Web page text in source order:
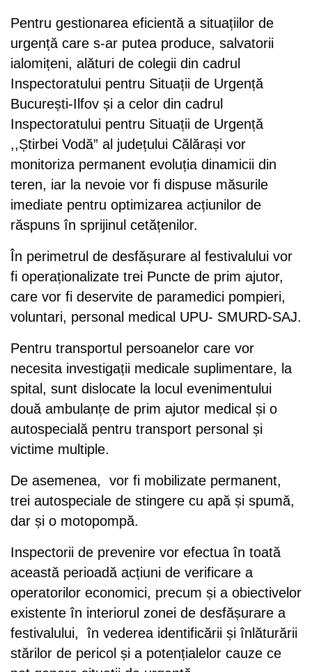
Pentru gestionarea eficientă a situațiilor de
urgență care s-ar putea produce, salvatorii
ialomițeni, alături de colegii din cadrul
Inspectoratului pentru Situații de Urgență
București-Ilfov și a celor din cadrul
Inspectoratului pentru Situații de Urgență
,,Știrbei Vodă” al județului Călărași vor
monitoriza permanent evoluția dinamicii din
teren, iar la nevoie vor fi dispuse măsurile
imediate pentru optimizarea acțiunilor de
răspuns în sprijinul cetățenilor.
În perimetrul de desfășurare al festivalului vor
fi operaționalizate trei Puncte de prim ajutor,
care vor fi deservite de paramedici pompieri,
voluntari, personal medical UPU- SMURD-SAJ.
Pentru transportul persoanelor care vor
necesita investigații medicale suplimentare, la
spital, sunt dislocate la locul evenimentului
două ambulanțe de prim ajutor medical și o
autospecială pentru transport personal și
victime multiple.
De asemenea, vor fi mobilizate permanent,
trei autospeciale de stingere cu apă și spumă,
dar și o motopompă.
Inspectorii de prevenire vor efectua în toată
această perioadă acțiuni de verificare a
operatorilor economici, precum și a obiectivelor
existente în interiorul zonei de desfășurare a
festivalului, în vederea identificării și înlăturării
stărilor de pericol și a potențialelor cauze ce